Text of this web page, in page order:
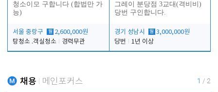
청소이모 구합니다 (합법만 가
능)
서울 중랑구 월 2,600,000원
탕청소 .객실청소
경력무관
그레이 분당점 3교대(격비비)
당번 구인합니다.
경기 성남시 월 3,000,000원
당번
1년 이상
채용 메인포커스 1 / 2